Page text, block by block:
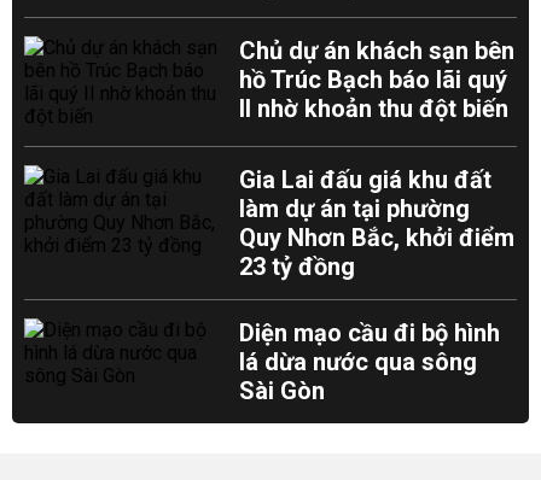
Chủ dự án khách sạn bên
hồ Trúc Bạch báo lãi quý
II nhờ khoản thu đột biến
Gia Lai đấu giá khu đất
làm dự án tại phường
Quy Nhơn Bắc, khởi điểm
23 tỷ đồng
Diện mạo cầu đi bộ hình
lá dừa nước qua sông
Sài Gòn